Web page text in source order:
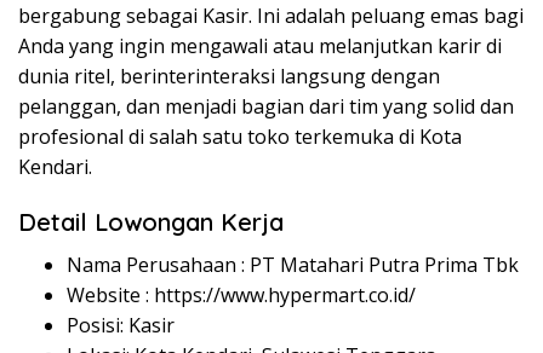
bergabung sebagai Kasir. Ini adalah peluang emas bagi
Anda yang ingin mengawali atau melanjutkan karir di
dunia ritel, berinterinteraksi langsung dengan
pelanggan, dan menjadi bagian dari tim yang solid dan
profesional di salah satu toko terkemuka di Kota
Kendari.
Detail Lowongan Kerja
Nama Perusahaan : PT Matahari Putra Prima Tbk
Website : https://www.hypermart.co.id/
Posisi: Kasir